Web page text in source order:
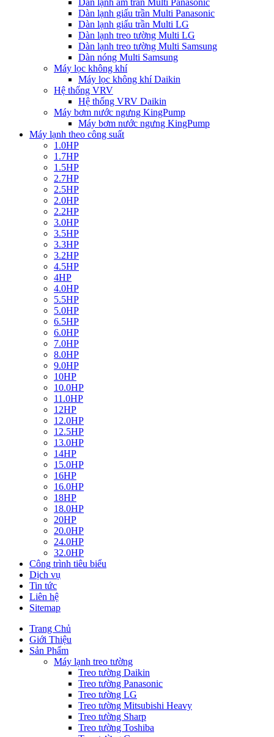
Dàn lạnh âm trần Multi Panasonic
Dàn lạnh giấu trần Multi Panasonic
Dàn lạnh giấu trần Multi LG
Dàn lạnh treo tường Multi LG
Dàn lạnh treo tường Multi Samsung
Dàn nóng Multi Samsung
Máy lọc không khí
Máy lọc không khí Daikin
Hệ thống VRV
Hệ thống VRV Daikin
Máy bơm nước ngưng KingPump
Máy bơm nước ngưng KingPump
Máy lạnh theo công suất
1.0HP
1.7HP
1.5HP
2.7HP
2.5HP
2.0HP
2.2HP
3.0HP
3.5HP
3.3HP
3.2HP
4.5HP
4HP
4.0HP
5.5HP
5.0HP
6.5HP
6.0HP
7.0HP
8.0HP
9.0HP
10HP
10.0HP
11.0HP
12HP
12.0HP
12.5HP
13.0HP
14HP
15.0HP
16HP
16.0HP
18HP
18.0HP
20HP
20.0HP
24.0HP
32.0HP
Công trình tiêu biểu
Dịch vụ
Tin tức
Liên hệ
Sitemap
Trang Chủ
Giới Thiệu
Sản Phẩm
Máy lạnh treo tường
Treo tường Daikin
Treo tường Panasonic
Treo tường LG
Treo tường Mitsubishi Heavy
Treo tường Sharp
Treo tường Toshiba